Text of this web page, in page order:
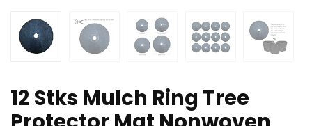
12 Stks Mulch Ring Tree